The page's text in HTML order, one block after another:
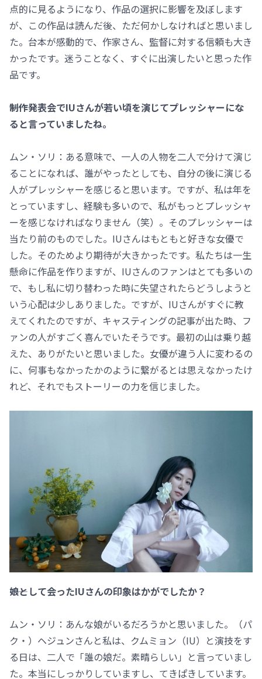
点的に見るようになり、作品の選択に影響を及ぼします
が、この作品は読んだ後、ただ何かしなければと思いまし
た。台本が感動的で、作家さん、監督に対する信頼も大き
かったです。迷うことなく、すぐに出演したいと思った作
品です。
――制作発表会でIUさんが若い頃を演じてプレッシャーにな
ると言っていましたね。
ムン・ソリ：ある意味で、一人の人物を二人で分けて演じ
ることになれば、誰がやったとしても、自分の後に演じる
人がプレッシャーを感じると思います。ですが、私は年を
とっていますし、経験も多いので、私がもっとプレッシャ
ーを感じなければなりません（笑）。そのプレッシャーは
当たり前のものでした。IUさんはもともと好きな女優で
した。そのためより期待が大きかったです。私たちは一生
懸命に作品を作りますが、IUさんのファンはとても多いの
で、もし私に切り替わった時に失望されたらどうしようと
いう心配は少しありました。ですが、IUさんがすぐに教
えてくれたのですが、キャスティングの記事が出た時、フ
ァンの人がすごく喜んでいたそうです。最初の山は乗り越
えた、ありがたいと思いました。女優が違う人に変わるの
に、何事もなかったかのように繋がるとは思えなかったけ
れど、それでもストーリーの力を信じました。
――娘として会ったIUさんの印象はかがでしたか？
ムン・ソリ：あんな娘がいるだろうかと思いました。（パ
ク・）ヘジュンさんと私は、クムミョン（IU）と演技をす
る日は、二人で「誰の娘だ。素晴らしい」と言っていまし
た。本当にしっかりしていますし、てきぱきしています。